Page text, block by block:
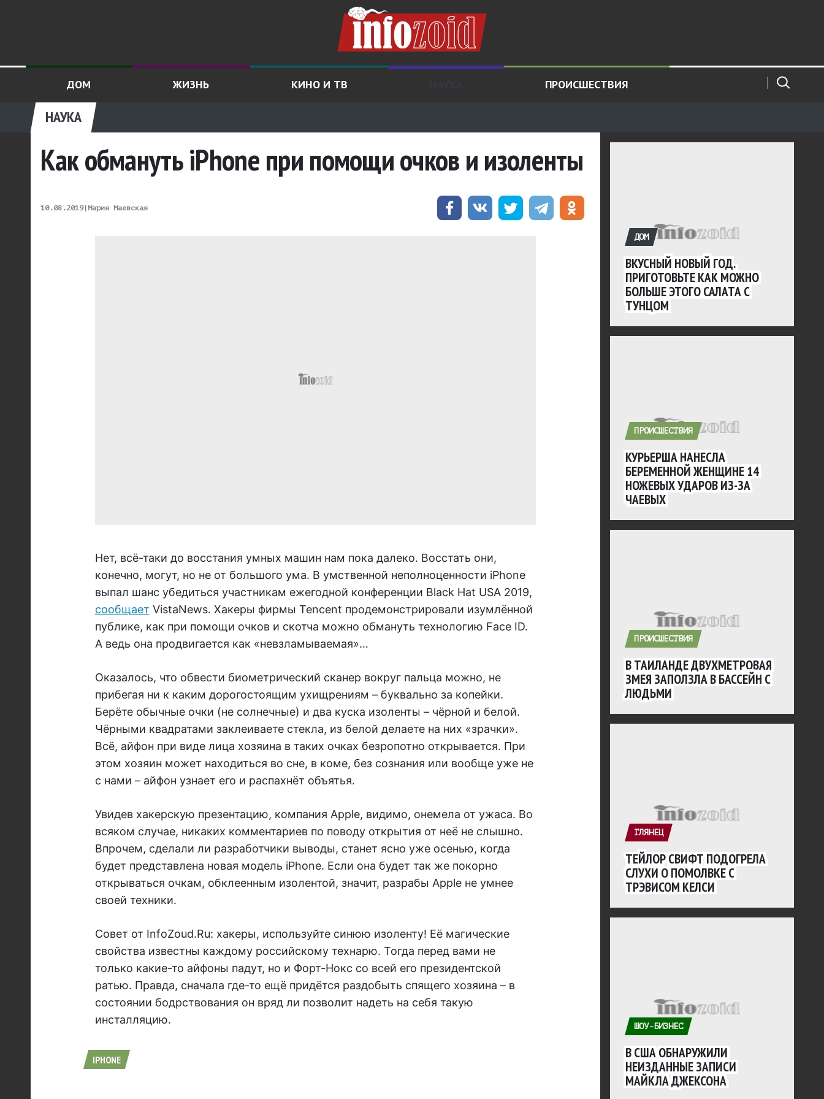
ДОМ ЖИЗНЬ КИНО И ТВ ПРОИСШЕСТВИЯ
НАУКА
Как обмануть iPhone при помощи очков и изоленты
10.08.2019| Мария Маевская
Нет, всё-таки до восстания умных машин нам пока далеко. Восстать они,
конечно, могут, но не от большого ума. В умственной неполноценности iPhone
выпал шанс убедиться участникам ежегодной конференции Black Hat USA 2019,
сообщает VistaNews. Хакеры фирмы Tencent продемонстрировали изумлённой
публике, как при помощи очков и скотча можно обмануть технологию Face ID.
А ведь она продвигается как «невзламываемая»…
Оказалось, что обвести биометрический сканер вокруг пальца можно, не
прибегая ни к каким дорогостоящим ухищрениям – буквально за копейки.
Берёте обычные очки (не солнечные) и два куска изоленты – чёрной и белой.
Чёрными квадратами заклеиваете стекла, из белой делаете на них «зрачки».
Всё, айфон при виде лица хозяина в таких очках безропотно открывается. При
этом хозяин может находиться во сне, в коме, без сознания или вообще уже не
с нами – айфон узнает его и распахнёт объятья.
Увидев хакерскую презентацию, компания Apple, видимо, онемела от ужаса. Во
всяком случае, никаких комментариев по поводу открытия от неё не слышно.
Впрочем, сделали ли разработчики выводы, станет ясно уже осенью, когда
будет представлена новая модель iPhone. Если она будет так же покорно
открываться очкам, обклеенным изолентой, значит, разрабы Apple не умнее
своей техники.
Совет от InfoZoud.Ru: хакеры, используйте синюю изоленту! Её магические
свойства известны каждому российскому технарю. Тогда перед вами не
только какие-то айфоны падут, но и Форт-Нокс со всей его президентской
ратью. Правда, сначала где-то ещё придётся раздобыть спящего хозяина – в
состоянии бодрствования он вряд ли позволит надеть на себя такую
инсталляцию.
IPHONE
ДОМ
ВКУСНЫЙ НОВЫЙ ГОД.
ПРИГОТОВЬТЕ КАК МОЖНО
БОЛЬШЕ ЭТОГО САЛАТА С
ТУНЦОМ
ПРОИСШЕСТВИЯ
КУРЬЕРША НАНЕСЛА
БЕРЕМЕННОЙ ЖЕНЩИНЕ 14
НОЖЕВЫХ УДАРОВ ИЗ-ЗА
ЧАЕВЫХ
ПРОИСШЕСТВИЯ
В ТАИЛАНДЕ ДВУХМЕТРОВАЯ
ЗМЕЯ ЗАПОЛЗЛА В БАССЕЙН С
ЛЮДЬМИ
ГЛЯНЕЦ
ТЕЙЛОР СВИФТ ПОДОГРЕЛА
СЛУХИ О ПОМОЛВКЕ С
ТРЭВИСОМ КЕЛСИ
ШОУ-БИЗНЕС
В США ОБНАРУЖИЛИ
НЕИЗДАННЫЕ ЗАПИСИ
МАЙКЛА ДЖЕКСОНА